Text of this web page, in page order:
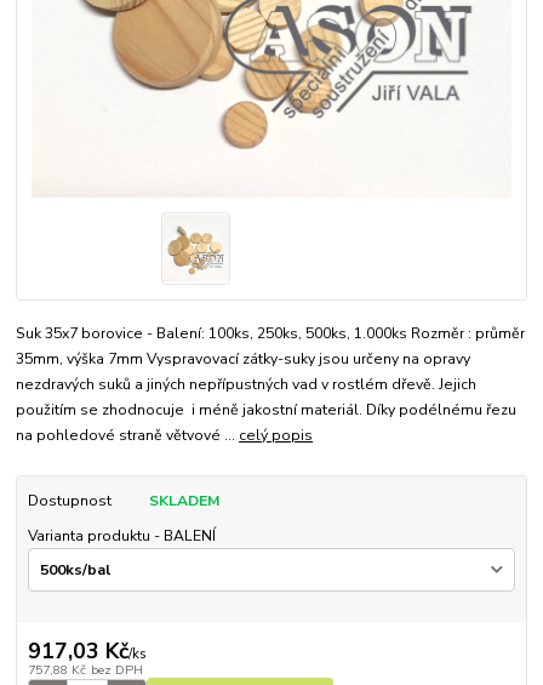
Suk 35x7 borovice - Balení: 100ks, 250ks, 500ks, 1.000ks Rozměr : průměr
35mm, výška 7mm Vyspravovací zátky-suky jsou určeny na opravy
nezdravých suků a jiných nepřípustných vad v rostlém dřevě. Jejich
použitím se zhodnocuje i méně jakostní materiál. Díky podélnému řezu
na pohledové straně větvové ... celý popis
Dostupnost
SKLADEM
Varianta produktu - BALENÍ
917,03 Kč/ks
757,88 Kč bez DPH